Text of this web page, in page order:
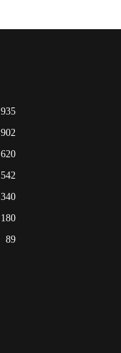
935
902
620
542
340
180
89